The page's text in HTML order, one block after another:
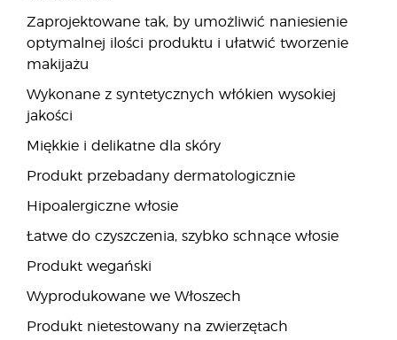
Zaprojektowane tak, by umożliwić naniesienie
optymalnej ilości produktu i ułatwić tworzenie
makijażu
Wykonane z syntetycznych włókien wysokiej
jakości
Miękkie i delikatne dla skóry
Produkt przebadany dermatologicznie
Hipoalergiczne włosie
Łatwe do czyszczenia, szybko schnące włosie
Produkt wegański
Wyprodukowane we Włoszech
Produkt nietestowany na zwierzętach